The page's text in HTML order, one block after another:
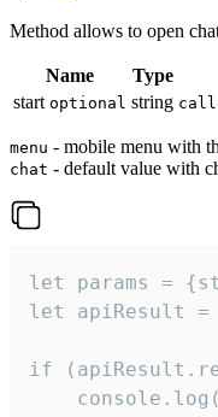
Method allows to open
Name Type
start optional string call
menu - mobile menu with
chat - default value with
let params =
let apiResult =
if